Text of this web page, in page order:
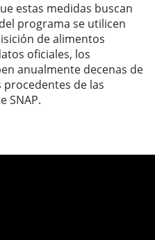
estas medidas buscan
programa se utilicen
de alimentos
oficiales, los
anualmente decenas de
de las
SNAP.